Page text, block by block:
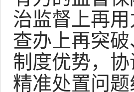
治监督上再
查办上再突
制度优势，
精准处置问题